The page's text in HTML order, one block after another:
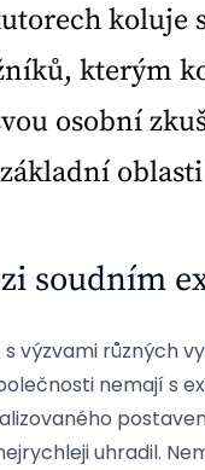
kterým
osobní
soudním
výzvami různých
nemají s
uhradil.